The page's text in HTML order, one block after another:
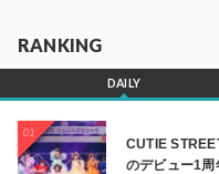
RANKING
DAILY
01
CUTIE
のデビュー1